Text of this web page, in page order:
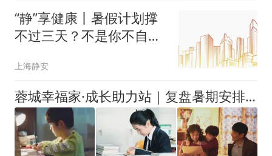
“静”享健康丨暑假计划撑
不过三天？不是你不自
上海静安
蓉城幸福家·成长助力站｜复盘暑期安排，解锁孩子的自主管理能力